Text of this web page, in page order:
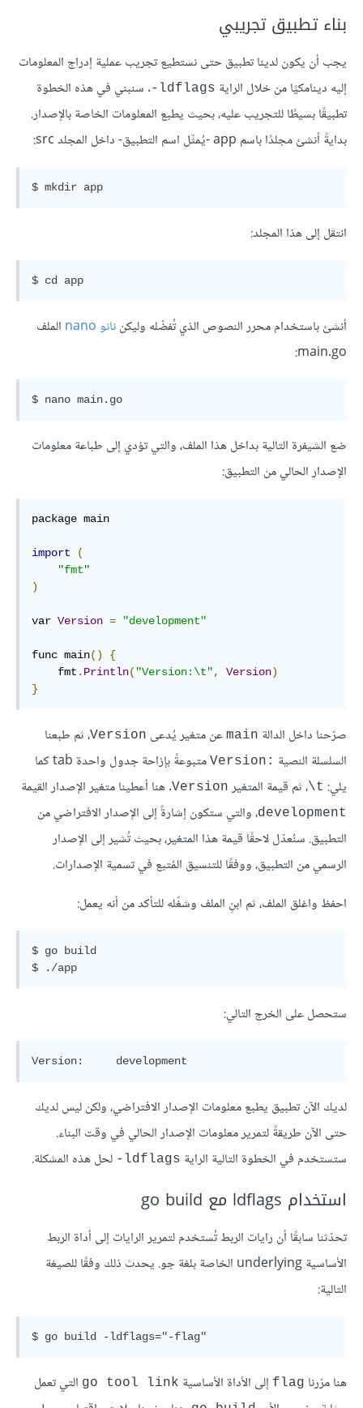
بناء تطبيق تجريبي
يجب أن يكون لدينا تطبيق حتى نستطيع تجريب عملية إدراج المعلومات
إليه دينامكيًا من خلال الراية ldflags-
. سنبني في هذه الخطوة
تطبيقًا بسيطًا للتجريب عليه، بحيث يطبع المعلومات الخاصة بالإصدار.
بدايةً أنشئ مجلدًا باسم app -يُمثّل اسم التطبيق- داخل المجلد src:
انتقل إلى هذا المجلد:
أنشئ باستخدام محرر النصوص الذي تُفضّله وليكننانو nano
الملف
main.go:
ضع الشيفرة التالية بداخل هذا الملف، والتي تؤدي إلى طباعة معلومات
الإصدار الحالي من التطبيق:
package main
import
(
"fmt"
)
var Version = "development"
func main()
{
    fmt
. Println( "Version:\t", Version)
}
صرّحنا داخل الدالة main عن متغير يُدعى Version، ثم طبعنا
السلسلة النصية :Version
متبوعةً بإزاحة جدول واحدة tab كما
يلي: t\ ، ثم قيمة المتغير Version. هنا أعطينا متغير الإصدار القيمة
development، والتي ستكون إشارةً إلى الإصدار الافتراضي من
التطبيق. سنُعدّل لاحقًا قيمة هذا المتغير، بحيث تُشير إلى الإصدار
الرسمي من التطبيق، ووفقًا للتنسيق المُتبع في تسمية الإصدارات.
احفظ واغلق الملف، ثم ابنِ الملف وشغّله للتأكد من أنه يعمل:
$ go build
ستحصل على الخرج التالي:
لديك الآن تطبيق يطبع معلومات الإصدار الافتراضي، ولكن ليس لديك
حتى الآن طريقةً لتمرير معلومات الإصدار الحالي في وقت البناء.
ستستخدم في الخطوة التالية الراية ldflags- لحل هذه المشكلة.
استخدام ldflags مع go build
تحدّثنا سابقًا أن رايات الربط تُستخدم لتمرير الرايات إلى أداة الربط
الأساسية underlying الخاصة بلغة جو. يحدث ذلك وفقًا للصيغة
التالية:
هنا مرّرنا flag إلى الأداة الأساسية go tool link التي تعمل